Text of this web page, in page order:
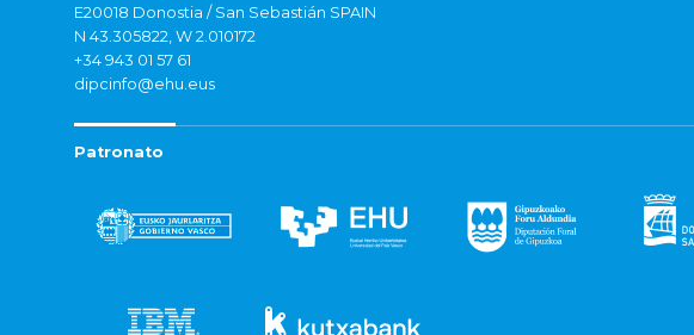
E20018 Donostia / San Sebastián SPAIN
N 43.305822, W 2.010172
+34 943 01 57 61
dipcinfo@ehu.eus
Patronato